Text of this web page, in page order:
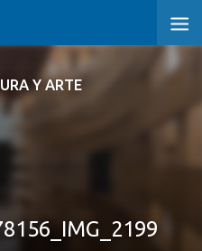
Y ARTE
Y ARTE